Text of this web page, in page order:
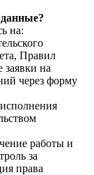
на:
Правил
заявки на
через форму
работы и
за
права